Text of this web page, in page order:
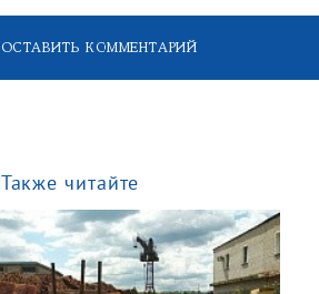
ОСТАВИТЬ КОММЕНТАРИЙ
Также читайте